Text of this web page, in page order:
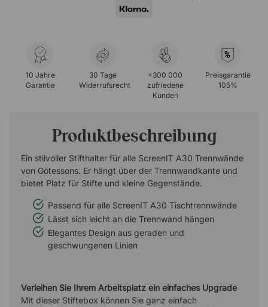
10 Jahre
Garantie
30 Tage
Widerrufsrecht
+300 000
zufriedene
Kunden
%
Preisgarantie
105%
Produktbeschreibung
Ein stilvoller Stifthalter für alle ScreenIT A30 Trennwände
von Götessons. Er hängt über der Trennwandkante und
bietet Platz für Stifte und kleine Gegenstände.
Passend für alle ScreenIT A30 Tischtrennwände
Lässt sich leicht an die Trennwand hängen
Elegantes Design aus geraden und
geschwungenen Linien
Verleihen Sie Ihrem Arbeitsplatz ein einfaches Upgrade
Mit dieser Stiftebox können Sie ganz einfach